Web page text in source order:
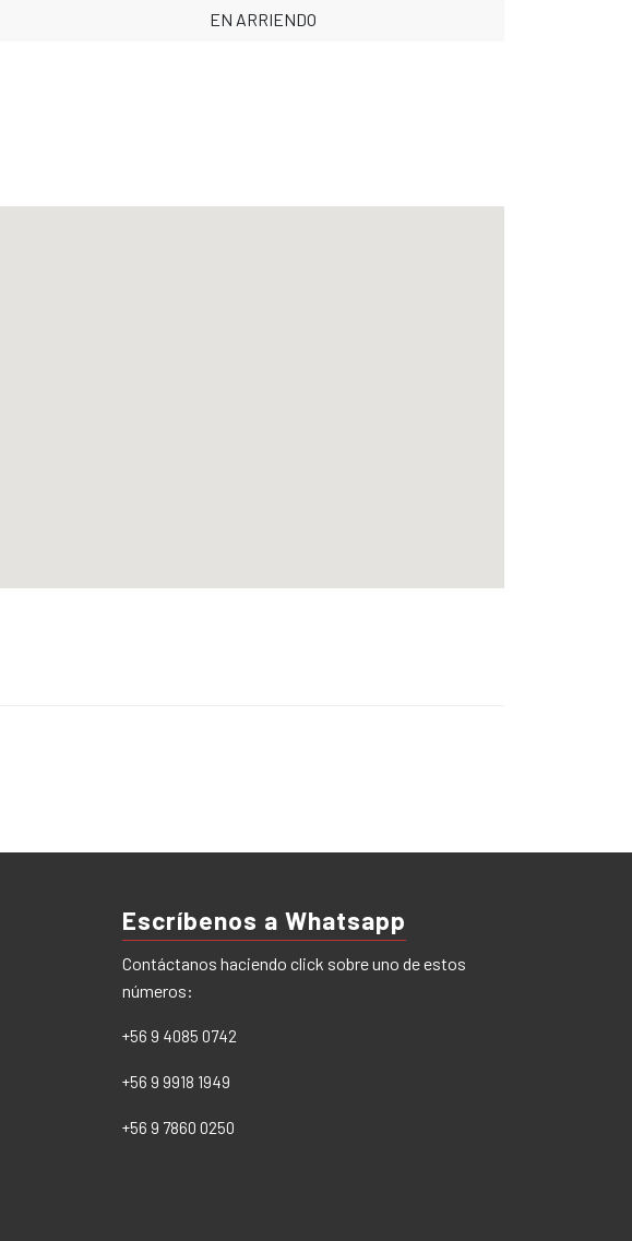
EN ARRIENDO
Escríbenos a Whatsapp
Contáctanos haciendo click sobre uno de estos
números:
+56 9 4085 0742
+56 9 9918 1949
+56 9 7860 0250